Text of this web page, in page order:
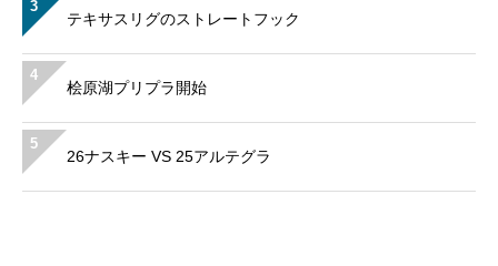
3
テキサスリグのストレートフック
4
桧原湖プリプラ開始
5
26ナスキー VS 25アルテグラ